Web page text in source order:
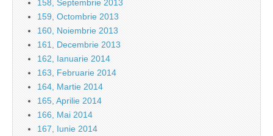
158, Septembrie 2013
159, Octombrie 2013
160, Noiembrie 2013
161, Decembrie 2013
162, Ianuarie 2014
163, Februarie 2014
164, Martie 2014
165, Aprilie 2014
166, Mai 2014
167, Iunie 2014